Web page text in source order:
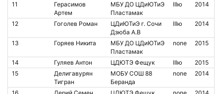
11
Герасимов
Артем
МБУ ДО ЦДиЮТиЭ
Пластамак
IIIю 2014
12 Гоголев Роман
ЦДиЮТиЭ г. Сочи
Дзюба А.В
IIIю 2014
13 Горяев Никита
МБУ ДО ЦДиЮТиЭ
Пластамак
none 2015
14 Гуляев Антон ЦДЮТЭ Фещук IIIю
2015
15
Делигавурян
Тигран
МОБУ СОШ 88
Беранда
none 2014